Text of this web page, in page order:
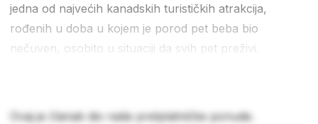
jedna od najvećih kanadskih turističkih atrakcija,
rođenih u doba u kojem je porod pet beba bio
nečuven, osobito u situaciji da svih pet preživi.
Ovaj je članak dio naše pretplatničke ponude.